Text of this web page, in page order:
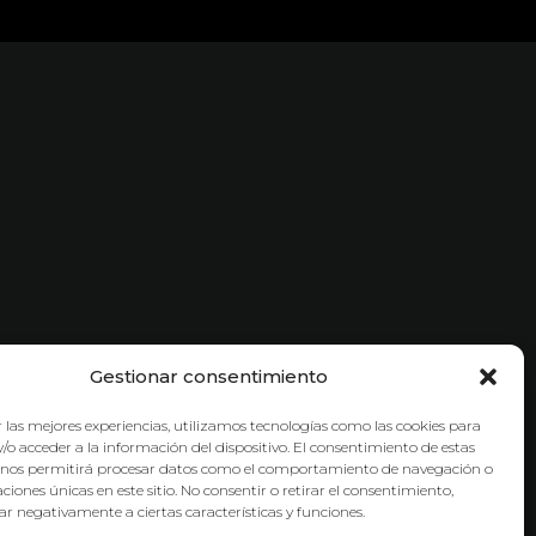
Gestionar consentimiento
las mejores experiencias, utilizamos tecnologías como las cookies para
o acceder a la información del dispositivo. El consentimiento de estas
permitirá procesar datos como el comportamiento de navegación o
únicas en este sitio. No consentir o retirar el consentimiento,
negativamente a ciertas características y funciones.